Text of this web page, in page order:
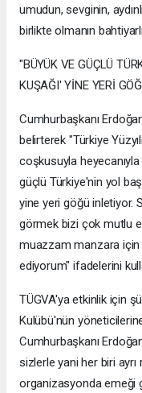
umudun, sevginin,
birlikte olmanın
"BÜYÜK VE GÜÇLÜ
KUŞAĞI' YİNE YERİ
Cumhurbaşkanı
belirterek "Türkiye
coşkusuyla
güçlü Türkiye'nin yol
yine yeri göğü inletiyor.
görmek bizi çok mutlu
muazzam manzara için
ediyorum" ifadelerini
TÜGVA'ya etkinlik için
Kulübü'nün
Cumhurbaşkanı
sizlerle yani her biri
organizasyonda emeği